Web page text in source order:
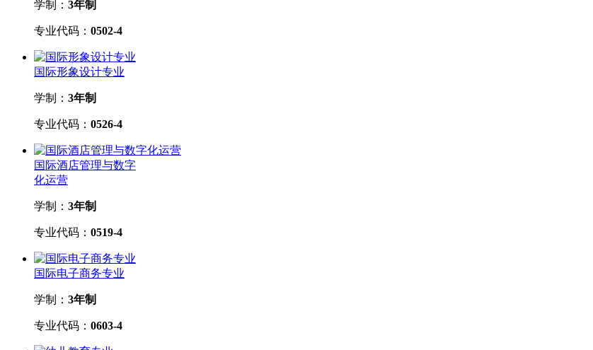
学制： 3年制
专业代码： 0502-4
国际形象设计专业
学制： 3年制
专业代码： 0526-4
国际酒店管理与数字
化运营
学制： 3年制
专业代码： 0519-4
国际电子商务专业
学制： 3年制
专业代码： 0603-4